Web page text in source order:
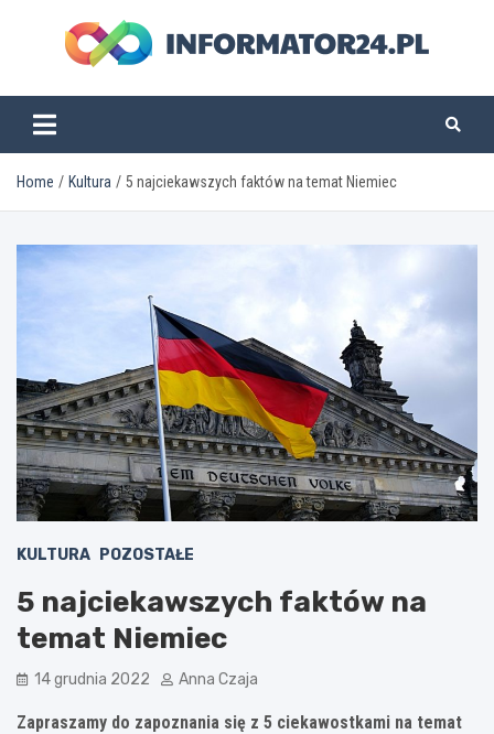
informator24.pl
Home Kultura 5 najciekawszych faktów na temat Niemiec
KULTURA POZOSTAŁE
5 najciekawszych faktów na
temat Niemiec
14 grudnia 2022 Anna Czaja
Zapraszamy do zapoznania się z 5 ciekawostkami na temat